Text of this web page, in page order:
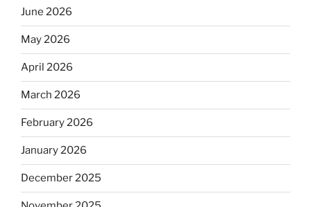
June 2026
May 2026
April 2026
March 2026
February 2026
January 2026
December 2025